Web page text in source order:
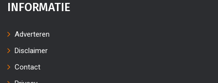
INFORMATIE
Adverteren
Disclaimer
Contact